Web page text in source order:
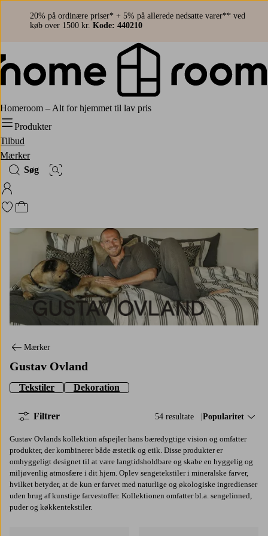
20% på ordinære priser* + 5% på allerede nedsatte varer** ved
køb over 1500 kr. Kode: 440210
Homeroom – Alt for hjemmet til lav pris
Produkter
Tilbud
Mærker
Søg
Billedsøgning
Log ind på Homeroom
Gå til favoritmarkerede produkter
Gå til indkøbskurven
Gustav Ovland
Mærker
Gustav Ovland
Tekstiler Dekoration
54 resultate Sorter efter:
Popularitet
Filtrer
Gustav Ovlands kollektion afspejler hans bæredygtige vision og omfatter
produkter, der kombinerer både æstetik og etik. Disse produkter er
omhyggeligt designet til at være langtidsholdbare og skabe en hyggelig og
miljøvenlig atmosfære i dit hjem. Oplev sengetekstiler i mineralske farver,
hvilket betyder, at de kun er farvet med naturlige og økologiske ingredienser
uden brug af kunstige farvestoffer. Kollektionen omfatter bl.a. sengelinned,
puder og køkkentekstiler.